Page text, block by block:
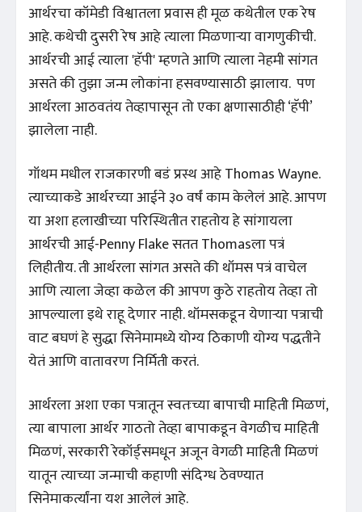
आर्थरचा कॉमेडी विश्वातला प्रवास ही मूळ कथेतील एक रेष
आहे. कथेची दुसरी रेष आहे त्याला मिळणाऱ्या वागणुकीची.
आर्थरची आई त्याला 'हॅपी' म्हणते आणि त्याला नेहमी सांगत
असते की तुझा जन्म लोकांना हसवण्यासाठी झालाय. पण
आर्थरला आठवतंय तेव्हापासून तो एका क्षणासाठीही ‘हॅपी’
झालेला नाही.
गॉथम मधील राजकारणी बडं प्रस्थ आहे Thomas Wayne.
त्याच्याकडे आर्थरच्या आईने ३० वर्षं काम केलेलं आहे. आपण
या अशा हलाखीच्या परिस्थितीत राहतोय हे सांगायला
आर्थरची आई-Penny Flake सतत Thomasला पत्रं
लिहीतीय. ती आर्थरला सांगत असते की थॉमस पत्रं वाचेल
आणि त्याला जेव्हा कळेल की आपण कुठे राहतोय तेव्हा तो
आपल्याला इथे राहू देणार नाही. थॉमसकडून येणाऱ्या पत्राची
वाट बघणं हे सुद्धा सिनेमामध्ये योग्य ठिकाणी योग्य पद्धतीने
येतं आणि वातावरण निर्मिती करतं.
आर्थरला अशा एका पत्रातून स्वतःच्या बापाची माहिती मिळणं,
त्या बापाला आर्थर गाठतो तेव्हा बापाकडून वेगळीच माहिती
मिळणं, सरकारी रेकॉर्ड्समधून अजून वेगळी माहिती मिळणं
यातून त्याच्या जन्माची कहाणी संदिग्ध ठेवण्यात
सिनेमाकर्त्यांना यश आलेलं आहे.